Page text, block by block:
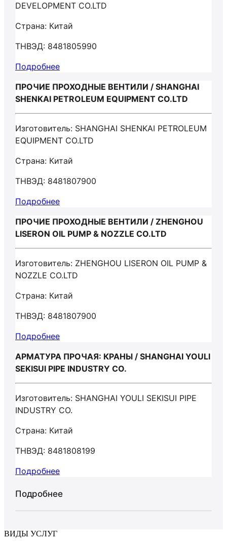
DEVELOPMENT CO.LTD
Страна: Китай
ТНВЭД: 8481805990
Подробнее
ПРОЧИЕ ПРОХОДНЫЕ ВЕНТИЛИ / SHANGHAI
SHENKAI PETROLEUM EQUIPMENT CO.LTD
Изготовитель: SHANGHAI SHENKAI PETROLEUM
EQUIPMENT CO.LTD
Страна: Китай
ТНВЭД: 8481807900
Подробнее
ПРОЧИЕ ПРОХОДНЫЕ ВЕНТИЛИ / ZHENGHOU
LISERON OIL PUMP & NOZZLE CO.LTD
Изготовитель: ZHENGHOU LISERON OIL PUMP &
NOZZLE CO.LTD
Страна: Китай
ТНВЭД: 8481807900
Подробнее
АРМАТУРА ПРОЧАЯ: КРАНЫ / SHANGHAI YOULI
SEKISUI PIPE INDUSTRY CO.
Изготовитель: SHANGHAI YOULI SEKISUI PIPE
INDUSTRY CO.
Страна: Китай
ТНВЭД: 8481808199
Подробнее
Подробнее
ВИДЫ УСЛУГ